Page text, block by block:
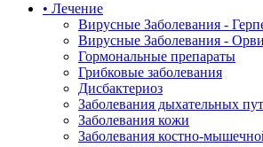
• Лечение
Вирусные Заболевания -
Вирусные Заболевания -
Гормональные препараты
Грибковые заболевания
Дисбактериоз
Заболевания дыхательных
Заболевания кожи
Заболевания костно-